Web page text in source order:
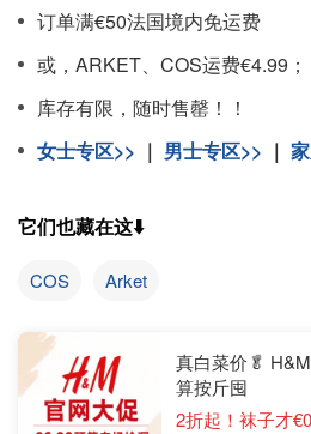
订单满€50法国境内免运费
或，ARKET、COS运费€4.99；
库存有限，随时售罄！！
女士专区>> ｜ 男士专区>> ｜
它们也藏在这⬇️
COS Arket
真白菜价🥬
算按斤囤
2折起！袜子才